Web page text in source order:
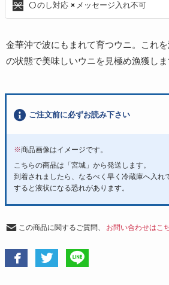
〇のし対応 × メッセージ入れ不可
金華沖で波にもまれて育つウニ。これ
の状態で美味しいウニを見極め漁獲しま
ご注文前に必ずお読み下さい
※商品画像はイメージです。
こちらの商品は「宮城」から発送します。
到着されましたら、なるべく早く冷蔵庫へ入れ
すると液状になる恐れがあります。
この商品に関するご質問、 お問い合わせはこ